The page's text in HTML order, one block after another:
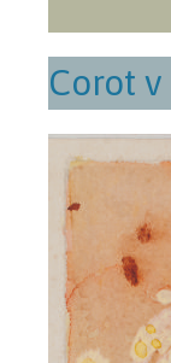
Corot